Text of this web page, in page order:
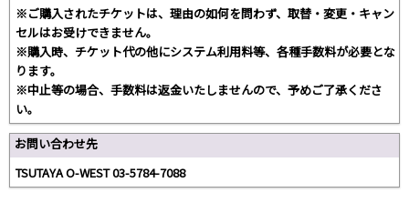
※ご購入されたチケットは、理由の如何を問わず、取替・変更・キャン
セルはお受けできません。
※購入時、チケット代の他にシステム利用料等、各種手数料が必要とな
ります。
※中止等の場合、手数料は返金いたしませんので、予めご了承くださ
い。
お問い合わせ先
TSUTAYA O-WEST 03-5784-7088